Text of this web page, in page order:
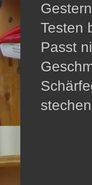
Testen
Passt